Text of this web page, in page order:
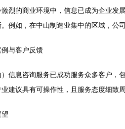
烈的商业环境中，信息已成为企业发
例如，在中山制造业集中的区域，公
与客户反馈
信息咨询服务已成功服务众多客户，
建议具有可操作性，且服务态度细致周